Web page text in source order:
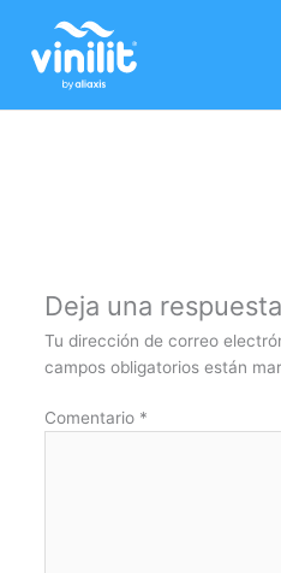
contenido
Deja una respuesta
Tu dirección de correo
campos obligatorios están
Comentario *